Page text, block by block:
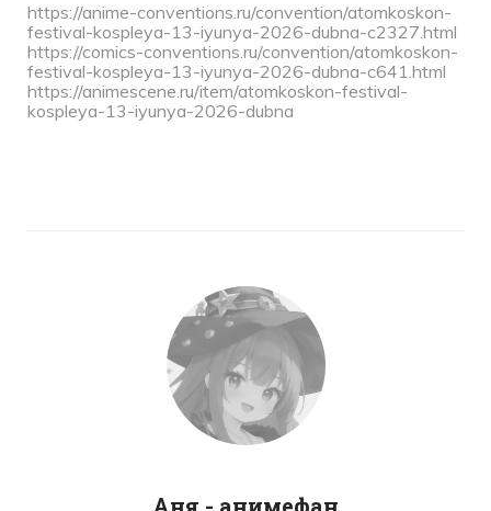
https://anime-conventions.ru/convention/atomkoskon-
festival-kospleya-13-iyunya-2026-dubna-c2327.html
https://comics-conventions.ru/convention/atomkoskon-
festival-kospleya-13-iyunya-2026-dubna-c641.html
https://animescene.ru/item/atomkoskon-festival-
kospleya-13-iyunya-2026-dubna